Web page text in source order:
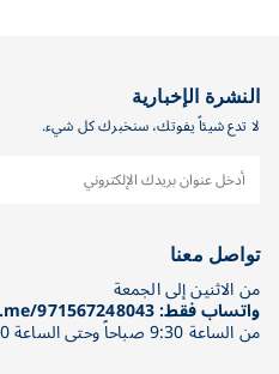
النشرة الإخبارية
لا تدع شيئاً يفوتك، سنخبرك كل شيء.
تواصل معنا
من الاثنين إلى الجمعة
واتساب فقط: https://wa.me/971567248043(لا مكالمات)
من الساعة 9:30 صباحاً وحتى الساعة 4:30 مساءً